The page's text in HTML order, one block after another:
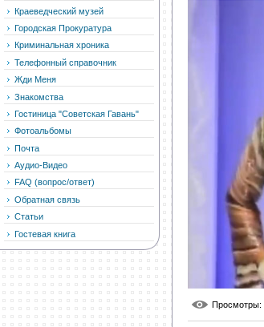
Краеведческий музей
Городская Прокуратура
Криминальная хроника
Телефонный справочник
Жди Меня
Знакомства
Гостиница "Советская Гавань"
Фотоальбомы
Почта
Аудио-Видео
FAQ (вопрос/ответ)
Обратная связь
Статьи
Гостевая книга
Просмотры: